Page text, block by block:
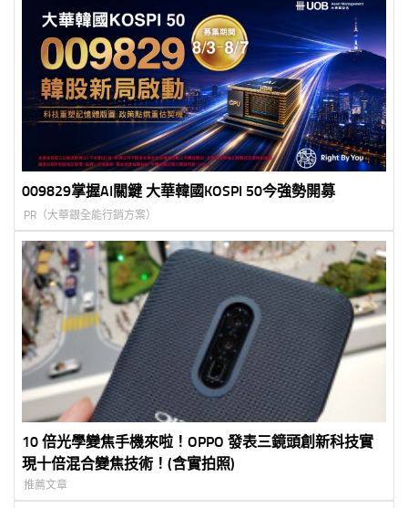
009829掌握AI關鍵 大華韓國KOSPI 50今強勢開募
PR（大華銀全能行銷方案）
10 倍光學變焦手機來啦！OPPO 發表三鏡頭創新科技實
現十倍混合變焦技術！(含實拍照)
推薦文章